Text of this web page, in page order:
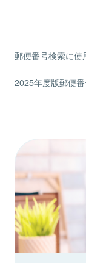
郵便番号検索に使
2025年度版郵便